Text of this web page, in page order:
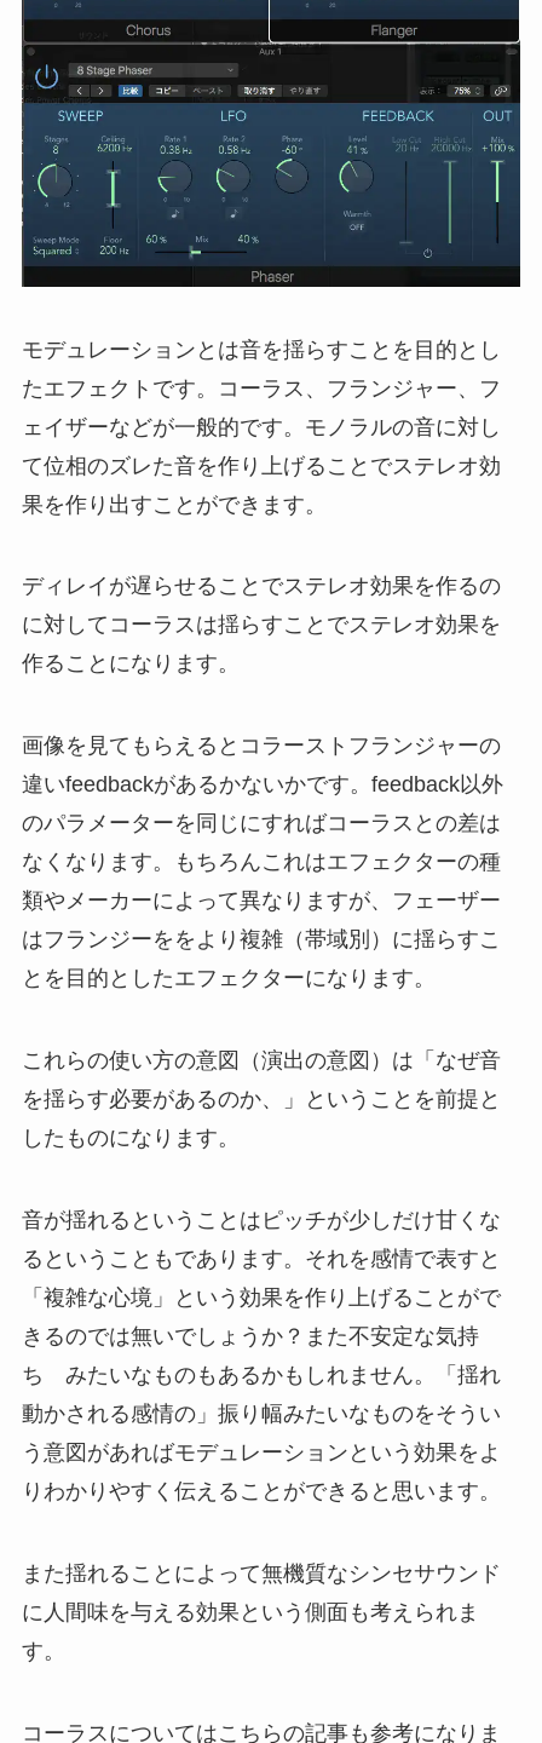
モデュレーションとは音を揺らすことを目的とし
たエフェクトです。コーラス、フランジャー、フ
ェイザーなどが一般的です。モノラルの音に対し
て位相のズレた音を作り上げることでステレオ効
果を作り出すことができます。
ディレイが遅らせることでステレオ効果を作るの
に対してコーラスは揺らすことでステレオ効果を
作る ことになります。
画像を見てもらえるとコラーストフランジャーの
違いfeedbackがあるかないかです。feedback以外
のパラメーターを同じにすればコーラスとの差は
なくなります。もちろんこれはエフェクターの種
類やメーカーによって異なりますが、フェーザー
はフランジーををより複雑（帯域別）に揺らすこ
とを目的としたエフェクターになります。
これらの使い方の意図（演出の意図）は「なぜ音
を揺らす必要があるのか、」ということを前提と
したものになります。
音が揺れるということはピッチが少しだけ甘くな
るということもであります。それを感情で表すと
「複雑な心境」という効果を作り上げることがで
きるのでは無いでしょうか？また不安定な気持
ち みたいなものもあるかもしれません。「揺れ
動かされる感情の」振り幅みたいなものをそうい
う意図があればモデュレーションという効果をよ
りわかりやすく伝えることができると思います。
また揺れることによって無機質なシンセサウンド
に人間味を与える効果という側面も考えられま
す。
コーラスについてはこちらの記事も参考になりま